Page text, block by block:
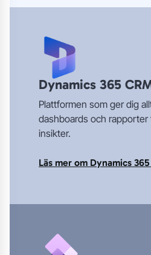
Dynamics 365
Plattformen som ger dig
dashboards och rapporter
insikter.
Läs mer om Dynamics